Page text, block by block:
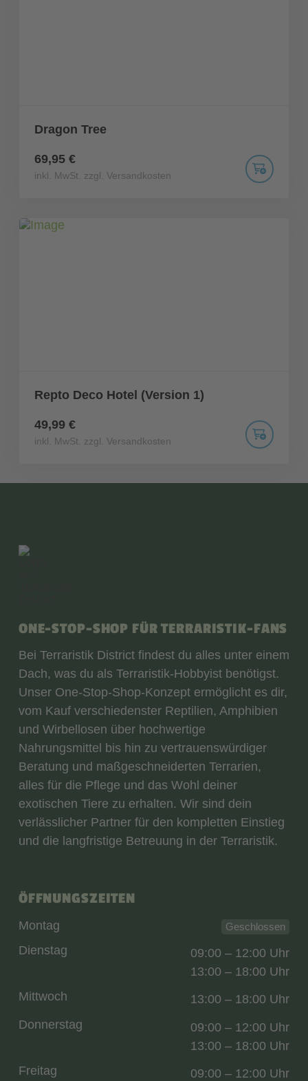
Dragon Tree
69,95 €
inkl. MwSt. zzgl. Versandkosten
Repto Deco Hotel (Version 1)
49,99 €
inkl. MwSt. zzgl. Versandkosten
ONE-STOP-SHOP FÜR TERRARISTIK-FANS
Bei Terraristik District findest du alles unter einem
Dach, was du als Terraristik-Hobbyist benötigst.
Unser One-Stop-Shop-Konzept ermöglicht es dir,
vom Kauf verschiedenster Reptilien, Amphibien
und Wirbellosen über hochwertige
Nahrungsmittel bis hin zu vertrauenswürdiger
Beratung und maßgeschneiderten Terrarien,
alles für die Pflege und das Wohl deiner
exotischen Tiere zu erhalten. Wir sind dein
verlässlicher Partner für den kompletten Einstieg
und die langfristige Betreuung in der Terraristik.
ÖFFNUNGSZEITEN
Montag Geschlossen
Dienstag
09:00 – 12:00 Uhr
13:00 – 18:00 Uhr
Mittwoch
13:00 – 18:00 Uhr
Donnerstag
09:00 – 12:00 Uhr
13:00 – 18:00 Uhr
Freitag
09:00 – 12:00 Uhr